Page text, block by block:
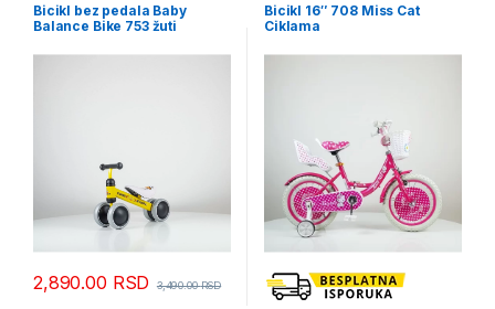
Bicikl bez pedala Baby
Balance Bike 753 žuti
2,890.00 RSD 3,490.00RSD
Bicikl 16″ 708 Miss Cat
Ciklama